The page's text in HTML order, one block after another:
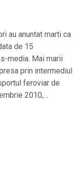
au anuntat marti ca
de 15
media. Mai marii
prin intermediul
feroviar de
2010,…